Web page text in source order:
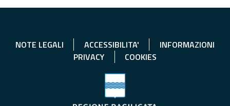
NOTE LEGALI ACCESSIBILITA'
INFORMAZIONI
PRIVACY
COOKIES